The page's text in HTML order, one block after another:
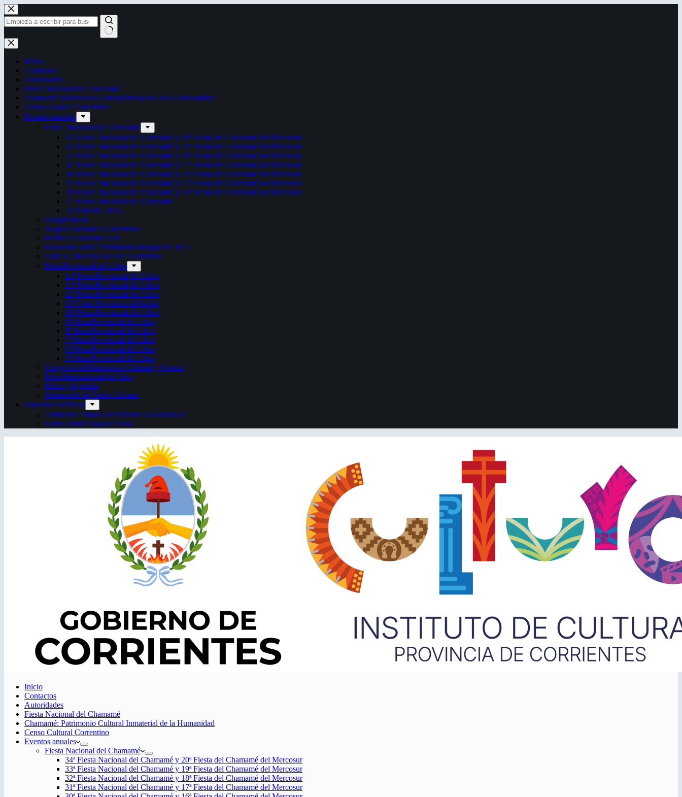
Saltar
al
contenido
Sin
resultados
Inicio
Contactos
Autoridades
Fiesta Nacional del Chamamé
Chamamé: Patrimonio Cultural Inmaterial de la Humanidad
Censo Cultural Correntino
Eventos anuales
Fiesta Nacional del Chamamé
34ª Fiesta Nacional del Chamamé y 20ª Fiesta del Chamamé del Mercosur
33ª Fiesta Nacional del Chamamé y 19ª Fiesta del Chamamé del Mercosur
32ª Fiesta Nacional del Chamamé y 18ª Fiesta del Chamamé del Mercosur
31ª Fiesta Nacional del Chamamé y 17ª Fiesta del Chamamé del Mercosur
30ª Fiesta Nacional del Chamamé y 16ª Fiesta del Chamamé del Mercosur
29ª Fiesta Nacional del Chamamé y 15ª Fiesta del Chamamé del Mercosur
28ª Fiesta Nacional del Chamamé y 14ª Fiesta del Chamamé del Mercosur
27ª Fiesta Nacional del Chamamé
26ª Edición. 2016.
Taragüi Rock
Juegos Culturales Correntinos
Festival Corrientes Jazz
Encuentro sobre Patrimonio Integral del NEA
ArteCo. Mercado de Arte Corrientes
Feria Provincial del Libro
14ª Feria Provincial del Libro
13ª Feria Provincial del Libro
12ª Feria Provincial del Libro
11ª Feria Provincial del Libro
10ª Feria Provincial del Libro
9ª Feria Provincial del Libro
8ª Feria Provincial del Libro
7ª Feria Provincial del Libro
6ª Feria Provincial del Libro
5ª Feria Provincial del Libro
Congreso del Patrimonio Cultural y Natural
Feria Internacional del libro
Mitos y leyendas
Semana de la Cultura Italiana
Espacios escénicos
Anfiteatro “Mario del Tránsito Cocomarola”
Teatro Oficial Juan de Vera
Inicio
Contactos
Autoridades
Fiesta Nacional del Chamamé
Chamamé: Patrimonio Cultural Inmaterial de la Humanidad
Censo Cultural Correntino
Eventos anuales
Fiesta Nacional del Chamamé
34ª Fiesta Nacional del Chamamé y 20ª Fiesta del Chamamé del Mercosur
33ª Fiesta Nacional del Chamamé y 19ª Fiesta del Chamamé del Mercosur
32ª Fiesta Nacional del Chamamé y 18ª Fiesta del Chamamé del Mercosur
31ª Fiesta Nacional del Chamamé y 17ª Fiesta del Chamamé del Mercosur